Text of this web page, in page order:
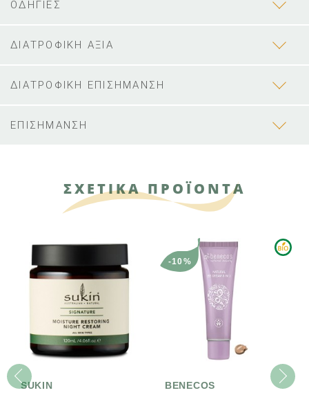
ΟΔΗΓΙΕΣ
ΔΙΑΤΡΟΦΙΚΗ ΑΞΙΑ
ΔΙΑΤΡΟΦΙΚΗ ΕΠΙΣΗΜΑΝΣΗ
ΕΠΙΣΗΜΑΝΣΗ
ΣΧΕΤΙΚΑ ΠΡΟΪΟΝΤΑ
SUKIN BENECOS
-10%